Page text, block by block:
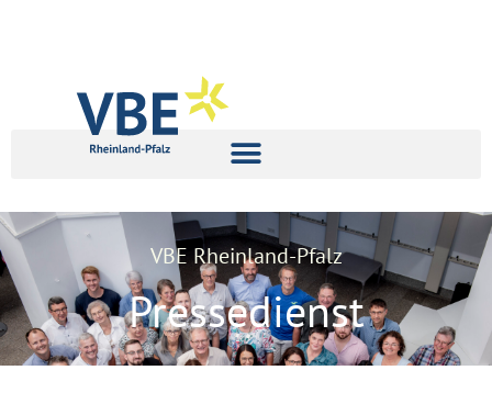
VBE Rheinland-Pfalz
Pressedienst